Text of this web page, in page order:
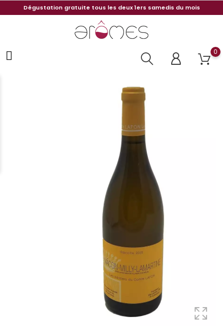
Dégustation gratuite tous les deux 1ers samedis du mois
0